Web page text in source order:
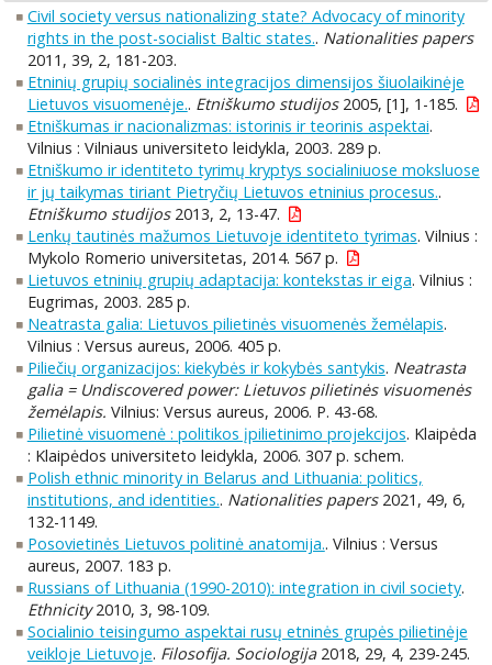
Civil society versus nationalizing state? Advocacy of minority
rights in the post-socialist Baltic states.. Nationalities papers
2011, 39, 2, 181-203.
Etninių grupių socialinės integracijos dimensijos šiuolaikinėje
Lietuvos visuomenėje.. Etniškumo studijos2005, [1], 1-185.
Etniškumas ir nacionalizmas: istorinis ir teorinis aspektai.
Vilnius : Vilniaus universiteto leidykla, 2003. 289 p.
Etniškumo ir identiteto tyrimų kryptys socialiniuose moksluose
ir jų taikymas tiriant Pietryčių Lietuvos etninius procesus..
Etniškumo studijos2013, 2, 13-47.
Lenkų tautinės mažumos Lietuvoje identiteto tyrimas. Vilnius :
Mykolo Romerio universitetas, 2014. 567 p.
Lietuvos etninių grupių adaptacija: kontekstas ir eiga. Vilnius :
Eugrimas, 2003. 285 p.
Neatrasta galia: Lietuvos pilietinės visuomenės žemėlapis.
Vilnius : Versus aureus, 2006. 405 p.
Piliečių organizacijos: kiekybės ir kokybės santykis. Neatrasta
galia = Undiscovered power: Lietuvos pilietinės visuomenės
žemėlapis. Vilnius: Versus aureus, 2006. P. 43-68.
Pilietinė visuomenė : politikos įpilietinimo projekcijos. Klaipėda
: Klaipėdos universiteto leidykla, 2006. 307 p. schem.
Polish ethnic minority in Belarus and Lithuania: politics,
institutions, and identities.. Nationalities papers2021, 49, 6,
132-1149.
Posovietinės Lietuvos politinė anatomija.. Vilnius : Versus
aureus, 2007. 183 p.
Russians of Lithuania (1990-2010): integration in civil society.
Ethnicity2010, 3, 98-109.
Socialinio teisingumo aspektai rusų etninės grupės pilietinėje
veikloje Lietuvoje. Filosofija. Sociologija2018, 29, 4, 239-245.